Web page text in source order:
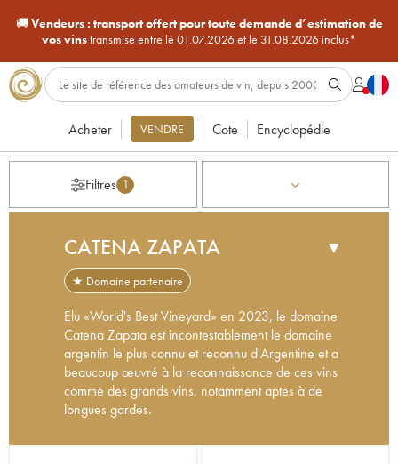
🚚Vendeurs : transport offert pour toute demande d’estimation de
vos vinstransmise entre le 01.07.2026 et le 31.08.2026 inclus*
Acheter VENDRE Cote Encyclopédie
Filtres 1
CATENA ZAPATA ▼
★ Domaine partenaire
Elu «World's Best Vineyard» en 2023, le domaine
Catena Zapata est incontestablement le domaine
argentin le plus connu et reconnu d'Argentine et a
beaucoup œuvré à la reconnaissance de ces vins
comme des grands vins, notamment aptes à de
longues gardes.